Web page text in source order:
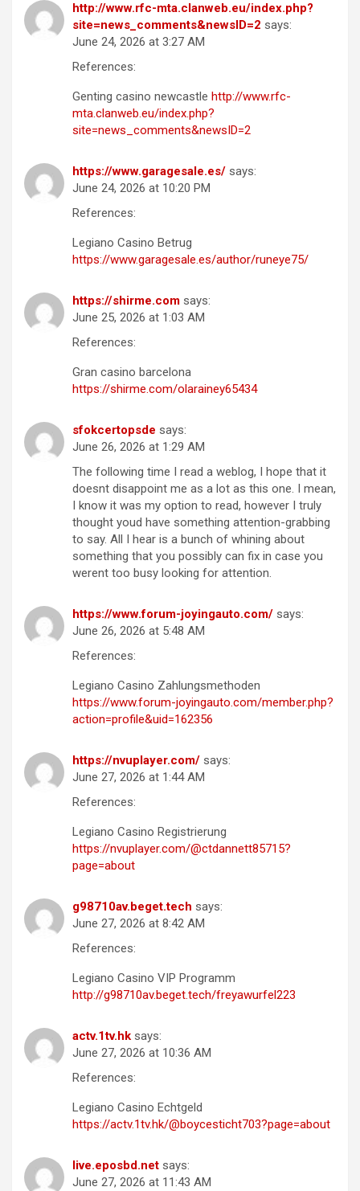
http://www.rfc-mta.clanweb.eu/index.php?
site=news_comments&newsID=2 says:
June 24, 2026 at 3:27 AM
References:
Genting casino newcastle http://www.rfc-
mta.clanweb.eu/index.php?
site=news_comments&newsID=2
https://www.garagesale.es/ says:
June 24, 2026 at 10:20 PM
References:
Legiano Casino Betrug
https://www.garagesale.es/author/runeye75/
https://shirme.com says:
June 25, 2026 at 1:03 AM
References:
Gran casino barcelona
https://shirme.com/olarainey65434
sfokcertopsde says:
June 26, 2026 at 1:29 AM
The following time I read a weblog, I hope that it
doesnt disappoint me as a lot as this one. I mean,
I know it was my option to read, however I truly
thought youd have something attention-grabbing
to say. All I hear is a bunch of whining about
something that you possibly can fix in case you
werent too busy looking for attention.
https://www.forum-joyingauto.com/ says:
June 26, 2026 at 5:48 AM
References:
Legiano Casino Zahlungsmethoden
https://www.forum-joyingauto.com/member.php?
action=profile&uid=162356
https://nvuplayer.com/ says:
June 27, 2026 at 1:44 AM
References:
Legiano Casino Registrierung
https://nvuplayer.com/@ctdannett85715?
page=about
g98710av.beget.tech says:
June 27, 2026 at 8:42 AM
References:
Legiano Casino VIP Programm
http://g98710av.beget.tech/freyawurfel223
actv.1tv.hk says:
June 27, 2026 at 10:36 AM
References:
Legiano Casino Echtgeld
https://actv.1tv.hk/@boycesticht703?page=about
live.eposbd.net says:
June 27, 2026 at 11:43 AM